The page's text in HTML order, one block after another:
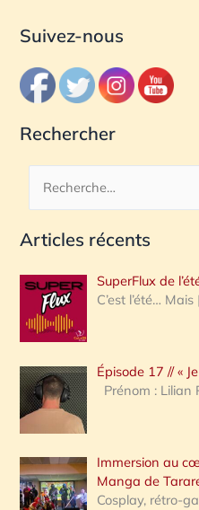
Suivez-nous
Rechercher
c
e
r
c
h
e
:
Articles récents
SuperFlux de
C’est l’été… Mais
Épisode 17 // «
Prénom : Lilian
Immersion au
Manga de
Cosplay, rétro-